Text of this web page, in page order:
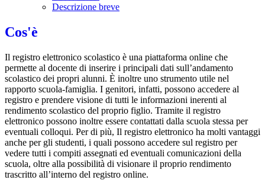
Descrizione breve
Cos'è
Il registro elettronico scolastico è una piattaforma online che
permette al docente di inserire i principali dati sull’andamento
scolastico dei propri alunni. È inoltre uno strumento utile nel
rapporto scuola-famiglia. I genitori, infatti, possono accedere al
registro e prendere visione di tutti le informazioni inerenti al
rendimento scolastico del proprio figlio. Tramite il registro
elettronico possono inoltre essere contattati dalla scuola stessa per
eventuali colloqui. Per di più, Il registro elettronico ha molti vantaggi
anche per gli studenti, i quali possono accedere sul registro per
vedere tutti i compiti assegnati ed eventuali comunicazioni della
scuola, oltre alla possibilità di visionare il proprio rendimento
trascritto all’interno del registro online.